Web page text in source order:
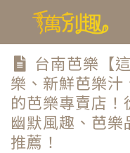
台南芭樂【
樂、新鮮芭樂
的芭樂專賣店
幽默風趣、芭
推薦！